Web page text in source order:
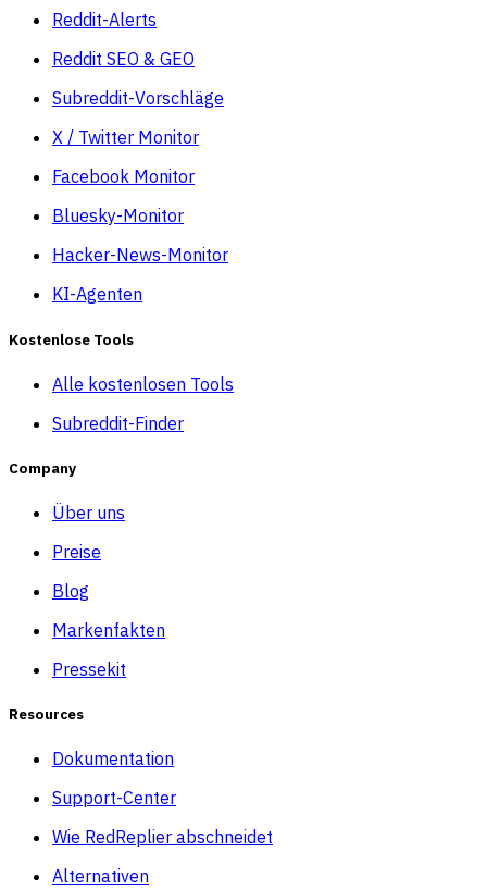
Reddit-Alerts
Reddit SEO & GEO
Subreddit-Vorschläge
X / Twitter Monitor
Facebook Monitor
Bluesky-Monitor
Hacker-News-Monitor
KI-Agenten
Kostenlose Tools
Alle kostenlosen Tools
Subreddit-Finder
Company
Über uns
Preise
Blog
Markenfakten
Pressekit
Resources
Dokumentation
Support-Center
Wie RedReplier abschneidet
Alternativen